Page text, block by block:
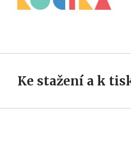
Ke stažení a k